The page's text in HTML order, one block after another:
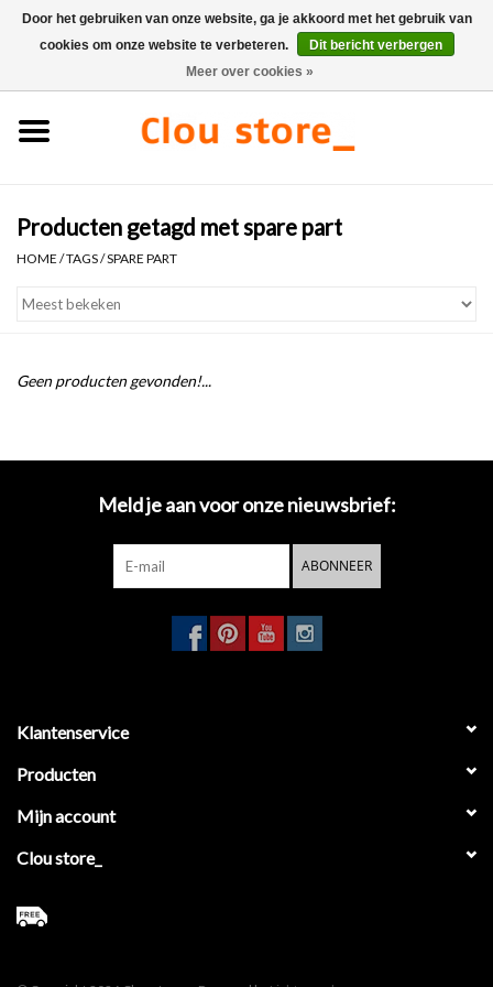
0 Artikelen - €0,00
Fonteinsets
Merken
Producten getagd met spare part
HOME /TAGS/SPARE PART
Geen producten gevonden!...
Meld je aan voor onze nieuwsbrief:
ABONNEER
Klantenservice
Producten
Mijn account
Clou store_
Door het gebruiken van onze website, ga je akkoord met het gebruik van
cookies om onze website te verbeteren.
Dit bericht verbergen
Meer over cookies »